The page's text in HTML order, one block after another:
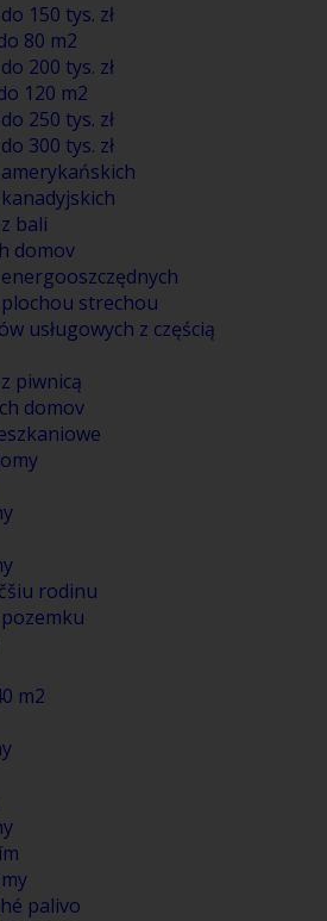
150 tys. zł
80 m2
200 tys. zł
120 m2
250 tys. zł
300 tys. zł
bali
domov
strechou
usługowych z częścią
piwnicą
domov
rodinu
m2
palivo